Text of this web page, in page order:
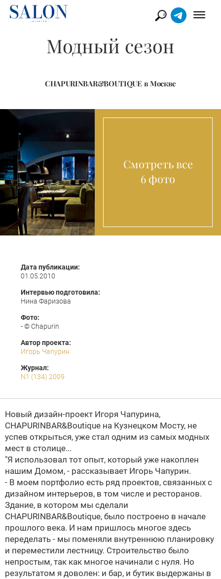
Модный сезон
CHAPURINBAR&BOUTIQUE в Москве
Смотреть все
6 фото
Дата публикации:
01.05.2010
Интервью подготовила:
Нина Фаризова
Фото:
- © Chapurin
Автор проекта:
Игорь Чапурин
Журнал:
N1 (134) 2009
Новый дизайн-проект Игоря Чапурина,
CHAPURINBAR&Boutique на Кузнецком Мосту, не
успев открыться, уже стал одним из самых модных
мест в столице...
"Я использовал тот опыт, который уже накоплен
нашим Домом, - рассказывает Игорь Чапурин.
- В моем портфолио есть ряд проектов, связанных с
дизайном интерьеров, в том числе и ресторанов.
Здание, в котором мы сделали
CHAPURINBAR&Boutique, было построено в начале
прошлого века. И нам пришлось многое здесь
переделать - мы поменяли внутреннюю планировку
и переместили лестницу. Строительство было
непростым, так как многое начинали с нуля. Но
результатом я доволен: и бар, и бутик выдержаны в